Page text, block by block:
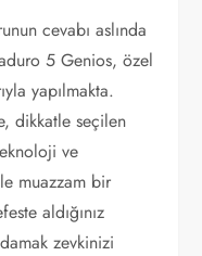
cevabı aslında
5 Genios, özel
yapılmakta.
dikkatle seçilen
ve
muazzam bir
aldığınız
zevkinizi